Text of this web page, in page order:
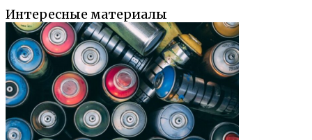
Интересные материалы